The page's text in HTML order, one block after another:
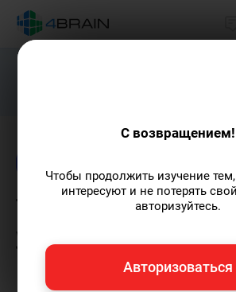
Подарим
Творческая
узнайте свой тип
креативности
С возвращением!
Чтобы продолжить изучение
интересуют и не потерять
авторизуйтесь.
Авторизоваться